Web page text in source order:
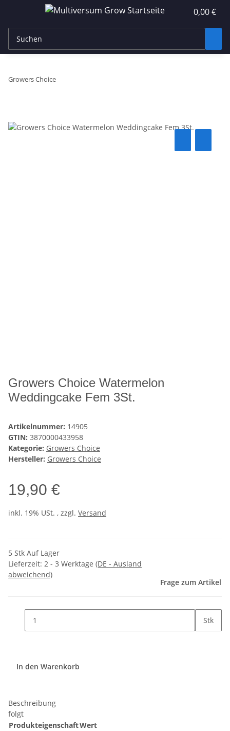
0,00 €
Growers Choice
Growers Choice Watermelon
Weddingcake Fem 3St.
Artikelnummer: 14905
GTIN: 3870000433958
Kategorie: Growers Choice
Hersteller: Growers Choice
19,90 €
inkl. 19% USt. , zzgl. Versand
5 Stk Auf Lager
Lieferzeit: 2 - 3 Werktage (DE - Ausland
abweichend)
Frage zum Artikel
Stk
In den Warenkorb
Beschreibung
folgt
ProdukteigenschaftWert